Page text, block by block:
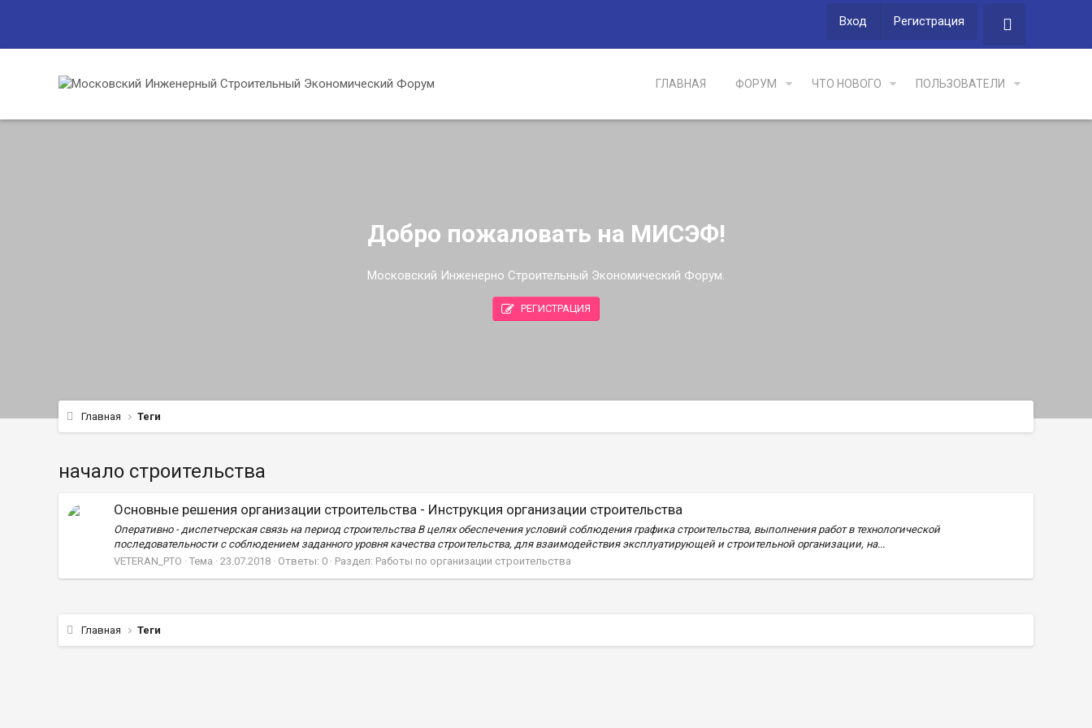
Вход Регистрация
ГЛАВНАЯ ФОРУМ ЧТО НОВОГО ПОЛЬЗОВАТЕЛИ
Добро пожаловать на МИСЭФ!
Московский Инженерно Строительный Экономический Форум.
РЕГИСТРАЦИЯ
Главная Теги
начало строительства
Основные решения организации строительства - Инструкция организации строительства
Оперативно - диспетчерская связь на период строительства В целях обеспечения условий соблюдения графика строительства, выполнения работ в технологической
последовательности с соблюдением заданного уровня качества строительства, для взаимодействия эксплуатирующей и строительной организации, на...
VETERAN_PTO
Тема 23.07.2018 Ответы: 0 Раздел: Работы по организации строительства
Главная Теги